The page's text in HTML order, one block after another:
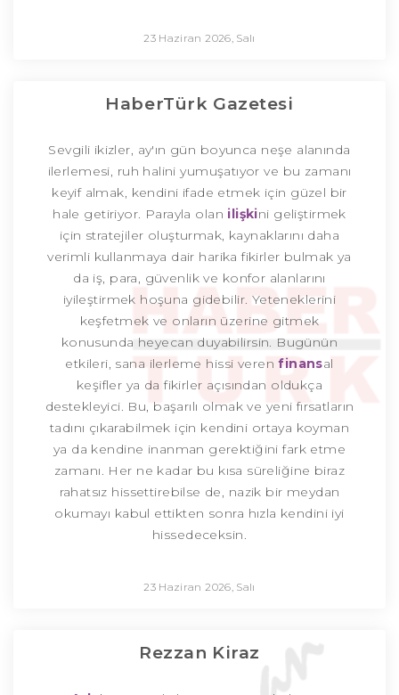
23 Haziran 2026, Salı
HaberTürk Gazetesi
Sevgili ikizler, ay'ın gün boyunca neşe alanında
ilerlemesi, ruh halini yumuşatıyor ve bu zamanı
keyif almak, kendini ifade etmek için güzel bir
hale getiriyor. Parayla olan ilişkini geliştirmek
için stratejiler oluşturmak, kaynaklarını daha
verimli kullanmaya dair harika fikirler bulmak ya
da iş, para, güvenlik ve konfor alanlarını
iyileştirmek hoşuna gidebilir. Yeteneklerini
keşfetmek ve onların üzerine gitmek
konusunda heyecan duyabilirsin. Bugünün
etkileri, sana ilerleme hissi verenfinansal
keşifler ya da fikirler açısından oldukça
destekleyici. Bu, başarılı olmak ve yeni fırsatların
tadını çıkarabilmek için kendini ortaya koyman
ya da kendine inanman gerektiğini fark etme
zamanı. Her ne kadar bu kısa süreliğine biraz
rahatsız hissettirebilse de, nazik bir meydan
okumayı kabul ettikten sonra hızla kendini iyi
hissedeceksin.
23 Haziran 2026, Salı
Rezzan Kiraz